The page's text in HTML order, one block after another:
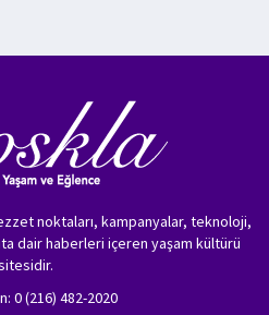
noktaları, kampanyalar, teknoloji,
dair haberleri içeren yaşam kültürü
0 (216) 482-2020